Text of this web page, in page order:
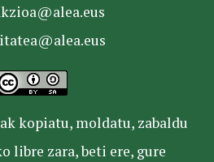
kopiatu, moldatu, zabaldu
libre zara, beti ere, gure